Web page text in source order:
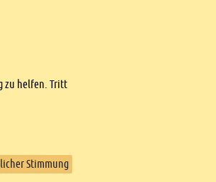
zu helfen. Tritt
Stimmung